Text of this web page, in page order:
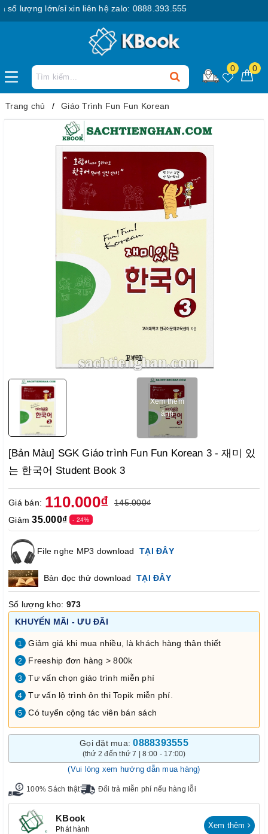
lượng lớn/sỉ xin liên hệ zalo: 0888.393.555
0 0
Trang chủ Giáo Trình Fun Fun Korean
1/1
Xem thêm
ảnh
[Bản Màu] SGK Giáo trình Fun Fun Korean 3 - 재미 있
는 한국어 Student Book 3
Giá bán: 110.000₫
145.000₫
Giảm35.000₫ - 24%
File nghe MP3 download TẠI ĐÂY
Bản đọc thử download TẠI ĐÂY
Số lượng kho: 973
KHUYẾN MÃI - ƯU ĐÃI
1 Giảm giá khi mua nhiều, là khách hàng thân thiết
2 Freeship đơn hàng > 800k
3 Tư vấn chọn giáo trình miễn phí
4 Tư vấn lộ trình ôn thi Topik miễn phí.
5 Có tuyển cộng tác viên bán sách
Gọi đặt mua:0888393555
(thứ 2 đến thứ 7 | 8:00 - 17:00)
(Vui lòng xem hướng dẫn mua hàng)
100% Sách thật Đổi trả miễn phí nếu hàng lỗi
KBook
Phát hành Xem thêm